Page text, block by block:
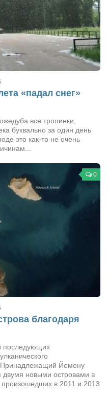
центр
«падал снег»
все тропинки,
буквально за один день
это как-то не очень
0
благодаря
последующих
Йемену
двумя новыми островами в
произошедших в 2011 и 2013